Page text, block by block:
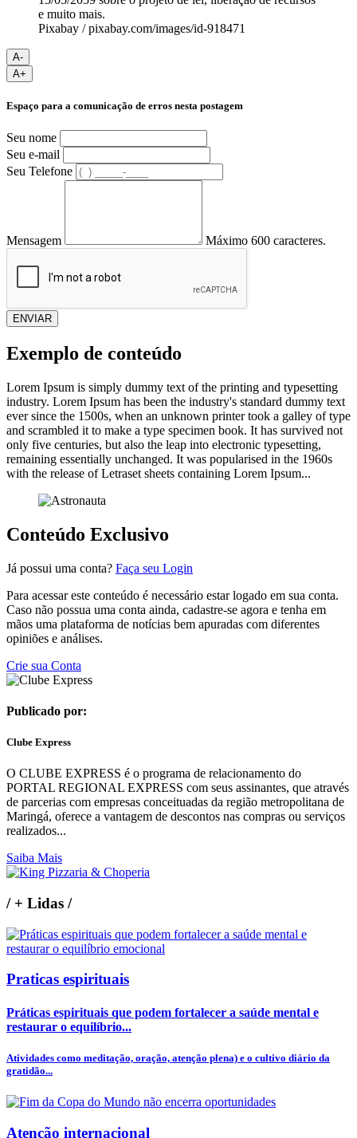
Pixabay / pixabay.com/images/id-918471
A-
A+
Espaço para a comunicação de erros nesta postagem
Seu nome
Seu e-mail
Seu Telefone
Mensagem Máximo 600 caracteres.
ENVIAR
Exemplo de conteúdo
Lorem Ipsum is simply dummy text of the printing and typesetting
industry. Lorem Ipsum has been the industry's standard dummy text
ever since the 1500s, when an unknown printer took a galley of type
and scrambled it to make a type specimen book. It has survived not
only five centuries, but also the leap into electronic typesetting,
remaining essentially unchanged. It was popularised in the 1960s
with the release of Letraset sheets containing Lorem Ipsum...
Conteúdo Exclusivo
Já possui uma conta? Faça seu Login
Para acessar este conteúdo é necessário estar logado em sua conta.
Caso não possua uma conta ainda, cadastre-se agora e tenha em
mãos uma plataforma de notícias bem apuradas com diferentes
opiniões e análises.
Crie sua Conta
Publicado por:
Clube Express
O CLUBE EXPRESS é o programa de relacionamento do
PORTAL REGIONAL EXPRESS com seus assinantes, que através
de parcerias com empresas conceituadas da região metropolitana de
Maringá, oferece a vantagem de descontos nas compras ou serviços
realizados...
Saiba Mais
/+ Lidas /
Praticas espirituais
Práticas espirituais que podem fortalecer a saúde mental e
restaurar o equilíbrio...
Atividades como meditação, oração, atenção plena) e o cultivo diário da
gratidão...
Atenção internacional